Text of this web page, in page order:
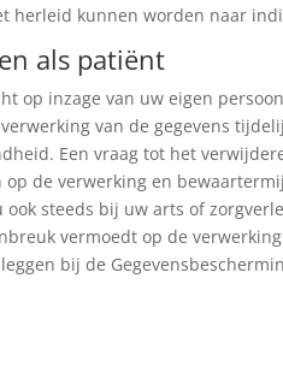
herleid kunnen worden naar
als patiënt
op inzage van uw eigen
van de gegevens
Een vraag tot het
de verwerking en
ook steeds bij uw arts of
vermoedt op de
bij de